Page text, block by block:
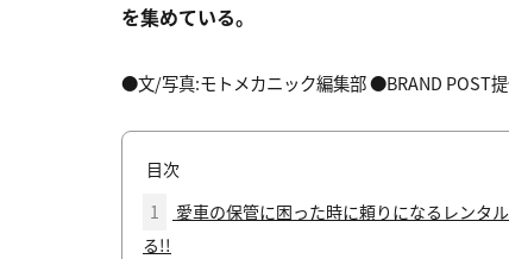
を集めている。
●文/写真:モトメカニック編集部 ●BRAND POST
目次
1
愛車の保管に困った時に頼りになるレンタ
る!!